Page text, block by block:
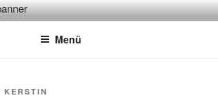
Menü
KERSTIN